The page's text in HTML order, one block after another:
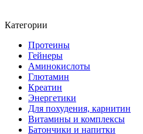
Категории
Протеины
Гейнеры
Аминокислоты
Глютамин
Креатин
Энергетики
Для похудения, карнитин
Витамины и комплексы
Батончики и напитки